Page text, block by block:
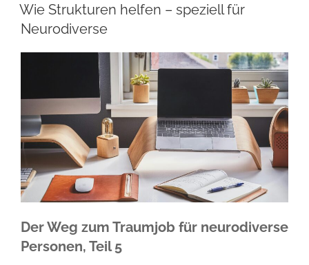
anderen
und
berufliche
AM
Wie Strukturen helfen – speziell für
Neurodiverse
Der Weg zum Traumjob für neurodiverse
Personen, Teil 5